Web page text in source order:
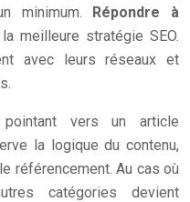
minimum. Répondre à
meilleure stratégie SEO.
avec leurs réseaux et
pointant vers un article
la logique du contenu,
référencement. Au cas où
catégories devient